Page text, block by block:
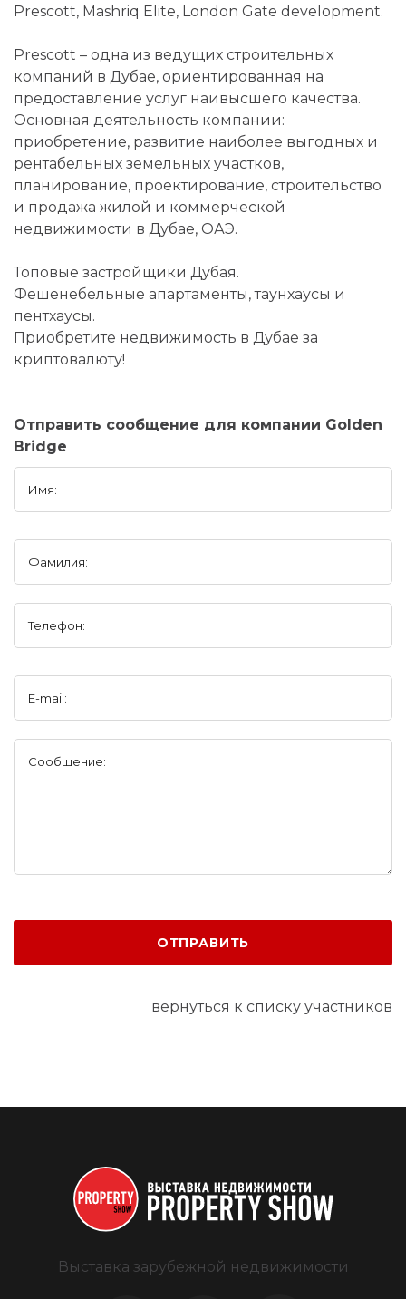
Prescott, Mashriq Elite, London Gate development.
Prescott – одна из ведущих строительных
компаний в Дубае, ориентированная на
предоставление услуг наивысшего качества.
Основная деятельность компании:
приобретение, развитие наиболее выгодных и
рентабельных земельных участков,
планирование, проектирование, строительство
и продажа жилой и коммерческой
недвижимости в Дубае, ОАЭ.
Топовые застройщики Дубая.
Фешенебельные апартаменты, таунхаусы и
пентхаусы.
Приобретите недвижимость в Дубае за
криптовалюту!
Отправить сообщение для компании Golden
Bridge
Имя:
Фамилия:
Телефон:
E-mail:
Сообщение:
ОТПРАВИТЬ
вернуться к списку участников
Выставка зарубежной недвижимости